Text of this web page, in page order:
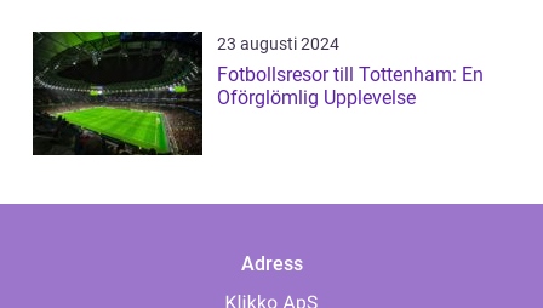
23 augusti 2024
Fotbollsresor till Tottenham: En
Oförglömlig Upplevelse
Adress